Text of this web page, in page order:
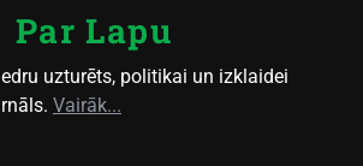
Par Lapu
uzturēts, politikai un izklaidei
Vairāk...